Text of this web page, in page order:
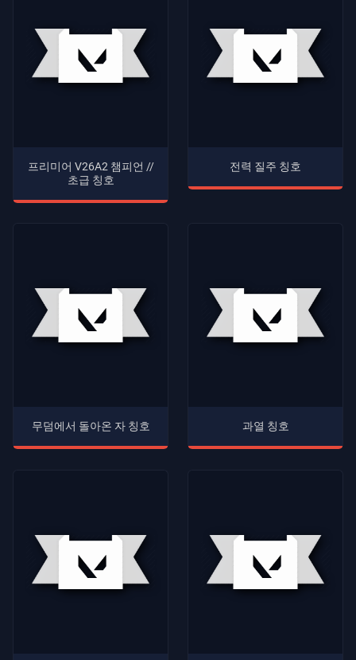
프리미어 V26A2 챔피언 //
초급 칭호
전력 질주 칭호
무덤에서 돌아온 자 칭호 과열 칭호